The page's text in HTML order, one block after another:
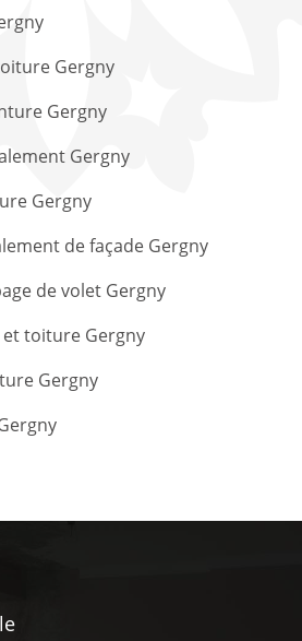
Gergny
Gergny
Gergny
Gergny
de façade Gergny
de volet Gergny
toiture Gergny
Gergny